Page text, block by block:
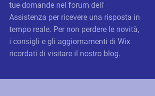
tue domande nel forum dell'
Assistenza per ricevere una risposta in
tempo reale. Per non perdere le novità,
i consigli e gli aggiornamenti di Wix
ricordati di visitare il nostro blog.